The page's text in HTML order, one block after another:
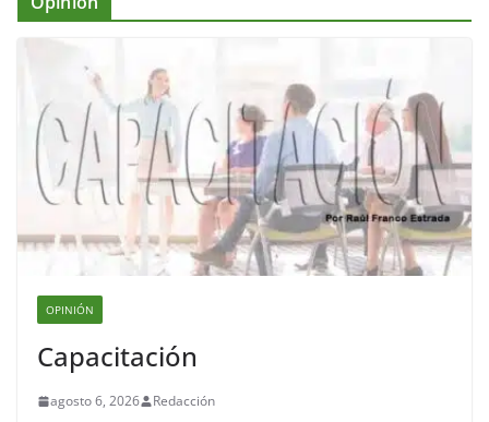
OPINIÓN
Capacitación
agosto 6, 2026 Redacción